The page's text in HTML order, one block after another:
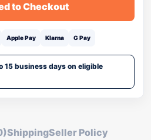
to Checkout
Apple Pay Klarna G Pay
15 business days on eligible
ShippingSeller Policy